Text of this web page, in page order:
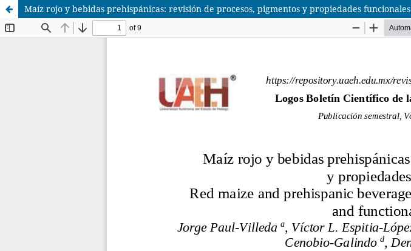
Maíz rojo y bebidas prehispánicas: revisión de procesos, pigmentos y propiedades funcionales